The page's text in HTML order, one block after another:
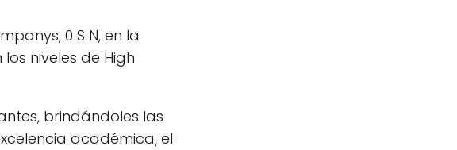
0 S N, en la
niveles de High
brindándoles las
académica, el